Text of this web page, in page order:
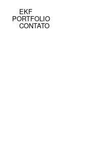
EKF
PORTFOLIO
CONTATO